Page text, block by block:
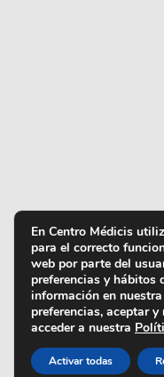
En Centro Médicis
para el correcto
web por parte del
preferencias y hábitos
información en nuestra
preferencias, aceptar
acceder a nuestra
Activar todas